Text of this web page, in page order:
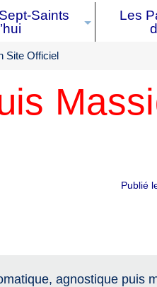
Saints
Les
Site Officiel
Publié
agnostique puis